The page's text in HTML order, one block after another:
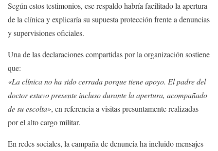
Según estos testimonios, ese respaldo habría facilitado la apertura
de la clínica y explicaría su supuesta protección frente a denuncias
y supervisiones oficiales.
Una de las declaraciones compartidas por la organización sostiene
que:
«La clínica no ha sido cerrada porque tiene apoyo. El padre del
doctor estuvo presente incluso durante la apertura, acompañado
de su escolta», en referencia a visitas presuntamente realizadas
por el alto cargo militar.
En redes sociales, la campaña de denuncia ha incluido mensajes